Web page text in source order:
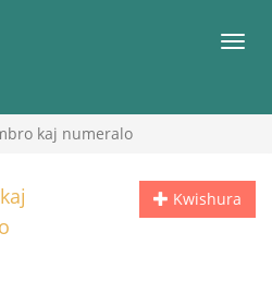
kaj numeralo
Kwishura